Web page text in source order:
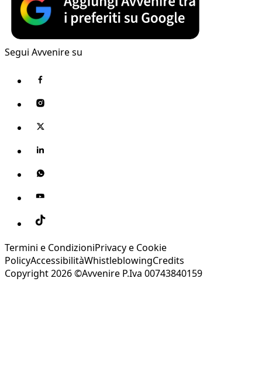
Segui Avvenire su
Termini e CondizioniPrivacy e Cookie
PolicyAccessibilitàWhistleblowingCredits
Copyright 2026 ©Avvenire P.Iva 00743840159